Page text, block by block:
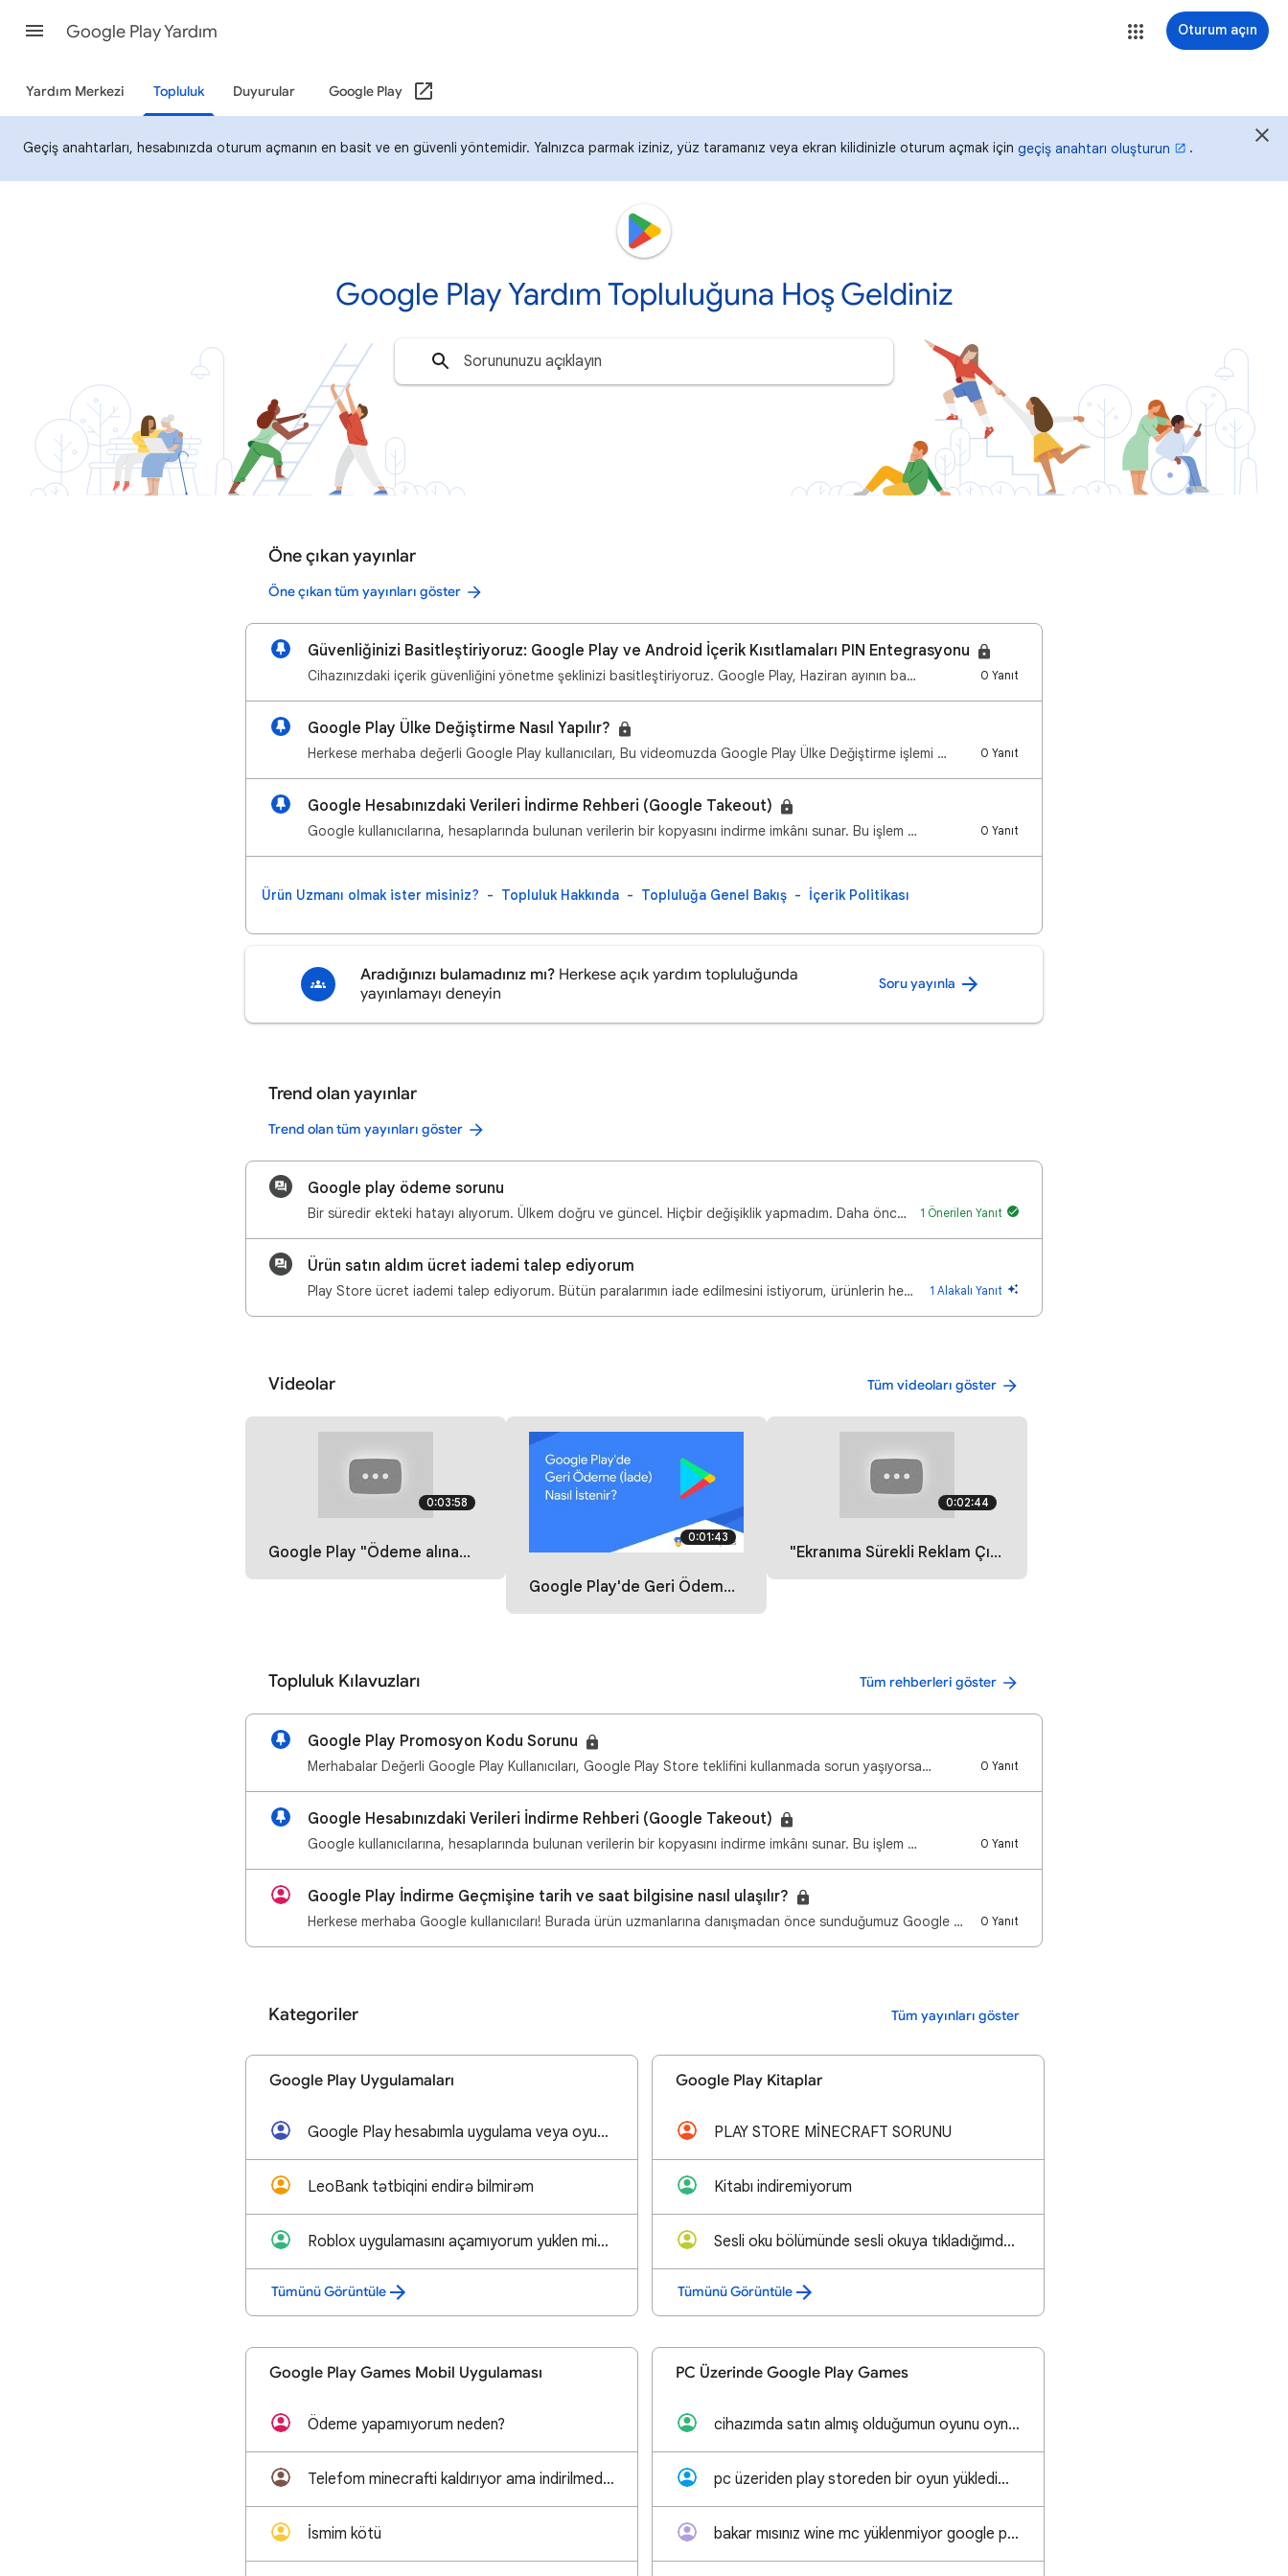
Google Play Yardım Oturum açın
Yardım Merkezi Topluluk Duyurular Google Play
Geçiş anahtarları, hesabınızda oturum açmanın en basit ve en güvenli yöntemidir. Yalnızca parmak iziniz, yüz taramanız veya ekran kilidinizle oturum açmak için geçiş anahtarı oluşturun .
Google Play Yardım Topluluğuna Hoş Geldiniz
Öne çıkan yayınlar
Öne çıkan tüm yayınları göster
Güvenliğinizi Basitleştiriyoruz: Google Play ve Android İçerik Kısıtlamaları PIN Entegrasyonu
Cihazınızdaki içerik güvenliğini yönetme şeklinizi basitleştiriyoruz. Google Play, Haziran ayının ba… 0 Yanıt
Google Play Ülke Değiştirme Nasıl Yapılır?
Herkese merhaba değerli Google Play kullanıcıları, Bu videomuzda Google Play Ülke Değiştirme işlemi … 0 Yanıt
Google Hesabınızdaki Verileri İndirme Rehberi (Google Takeout)
Google kullanıcılarına, hesaplarında bulunan verilerin bir kopyasını indirme imkânı sunar. Bu işlem … 0 Yanıt
Ürün Uzmanı olmak ister misiniz? Topluluk Hakkında Topluluğa Genel Bakış İçerik Politikası
Aradığınızı bulamadınız mı? Herkese açık yardım topluluğunda
yayınlamayı deneyin
Soru yayınla
Trend olan yayınlar
Trend olan tüm yayınları göster
Google play ödeme sorunu
Bir süredir ekteki hatayı alıyorum. Ülkem doğru ve güncel. Hiçbir değişiklik yapmadım. Daha önce böy… 1 Önerilen Yanıt
Ürün satın aldım ücret iademi talep ediyorum
Play Store ücret iademi talep ediyorum. Bütün paralarımın iade edilmesini istiyorum, ürünlerin hepsi… 1 Alakalı Yanıt
Videolar Tüm videoları göster
0:03:58
Google Play "Ödeme alınamadı lütfen doğru ülkeyi seçtiğinizden emin olun" Hatası Çözümü
0:01:43
Google Play'de Geri Ödeme İsteği (İade) Nasıl Gerçekleştirilir?
0:02:44
"Ekranıma Sürekli Reklam Çıkıyor" Sorununun Çözümü
Topluluk Kılavuzları Tüm rehberleri göster
Google Play Promosyon Kodu Sorunu
Merhabalar Değerli Google Play Kullanıcıları, Google Play Store teklifini kullanmada sorun yaşıyorsa… 0 Yanıt
Google Hesabınızdaki Verileri İndirme Rehberi (Google Takeout)
Google kullanıcılarına, hesaplarında bulunan verilerin bir kopyasını indirme imkânı sunar. Bu işlem … 0 Yanıt
Google Play İndirme Geçmişine tarih ve saat bilgisine nasıl ulaşılır?
Herkese merhaba Google kullanıcıları! Burada ürün uzmanlarına danışmadan önce sunduğumuz Google Play… 0 Yanıt
Kategoriler Tüm yayınları göster
Google Play Uygulamaları
Google Play hesabımla uygulama veya oyun indiremiyorum. Ama diğer yerlerden indirmemde sıkıntı yok.
LeoBank tətbiqini endirə bilmirəm
Roblox uygulamasını açamıyorum yuklen miyor ama eskiden oliyordu yardım edin lütfen
Tümünü Görüntüle
Google Play Kitaplar
PLAY STORE MİNECRAFT SORUNU
Kitabı indiremiyorum
Sesli oku bölümünde sesli okuya tıkladığımda vızıltı sesi
Tümünü Görüntüle
Google Play Games Mobil Uygulaması
Ödeme yapamıyorum neden?
Telefom minecrafti kaldırıyor ama indirilmedi 3 kere denedim
İsmim kötü
PC Üzerinde Google Play Games
cihazımda satın almış olduğumun oyunu oynayamıyorum çünkü gözükmüyor
pc üzeriden play storeden bir oyun yükledim benim pc sistemi oyun için yeterli ama oyun çok donuyor
bakar mısınız wine mc yüklenmiyor google play games var ztn ama tel aynı hesap telde kptmm ama yklnm